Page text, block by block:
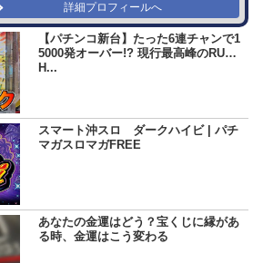
詳細プロフィールへ
【パチンコ新台】たった6連チャンで1
5000発オーバー!? 現行最高峰のRUS
H...
スマート沖スロ ダークハイビ | パチ
マガスロマガFREE
あなたの金運はどう？宝くじに縁があ
る時、金運はこう変わる